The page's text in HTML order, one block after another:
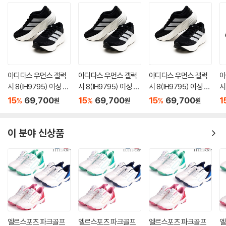
아디다스 우먼스 갤럭
시 8(IH9795) 여성 러
닝화 런닝화 운동화 20
15% 69,700원
아디다스 우먼스 갤럭
시 8(IH9795) 여성 러
닝화 런닝화 운동화 20
15% 69,700원
아디다스 우먼스 갤럭
시 8(IH9795) 여성 러
닝화 런닝화 운동화 20
15% 69,700원
이 분야 신상품
엘르스포츠 파크골프 엘르스포츠 파크골프 엘르스포츠 파크골프